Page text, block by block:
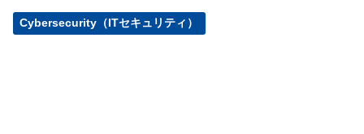
Cybersecurity（ITセキュリティ）